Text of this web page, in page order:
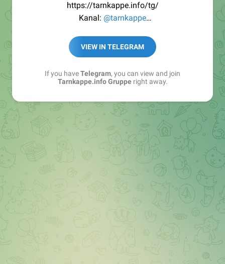
https://tarnkappe.info/tg/
Kanal: @tarnkappe
Best of:@bestoftarnkappe
Kochen: https://t.me/+WSW5F1VcmhliMjk6
VIEW IN TELEGRAM
If you haveTelegram, you can view and join
Tarnkappe.info Grupperight away.